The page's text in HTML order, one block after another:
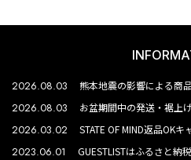
2026.08.03 熊本地震の影響による商
2026.08.03 お盆期間中の発送・裾上
2026.03.02 STATE OF MIND返品OK
2023.06.01 GUESTLISTはふるさと納